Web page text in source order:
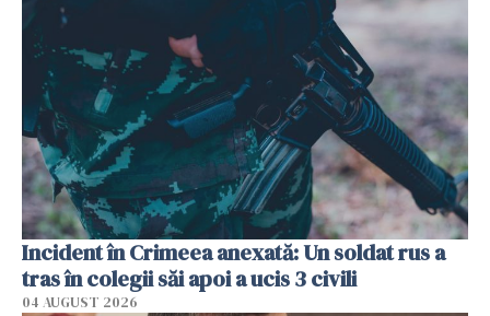
Incident în Crimeea anexată: Un soldat rus a
tras în colegii săi apoi a ucis 3 civili
04 AUGUST 2026